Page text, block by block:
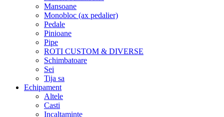
Mansoane
Monobloc (ax pedalier)
Pedale
Pinioane
Pipe
ROTI CUSTOM & DIVERSE
Schimbatoare
Sei
Tija sa
Echipament
Altele
Casti
Incaltaminte